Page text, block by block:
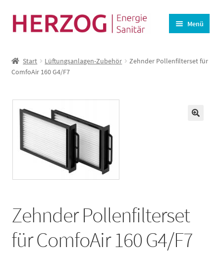
Zur
Navigation
Zum
Inhalt
Menü
BHKW-Ersatzteile
Lüftung
Angebote
Kasse
Warenkorb
Start Lüftungsanlagen-Zubehör
Zehnder Pollenfilterset für
ComfoAir 160 G4/F7
Zehnder Pollenfilterset
für ComfoAir 160 G4/F7